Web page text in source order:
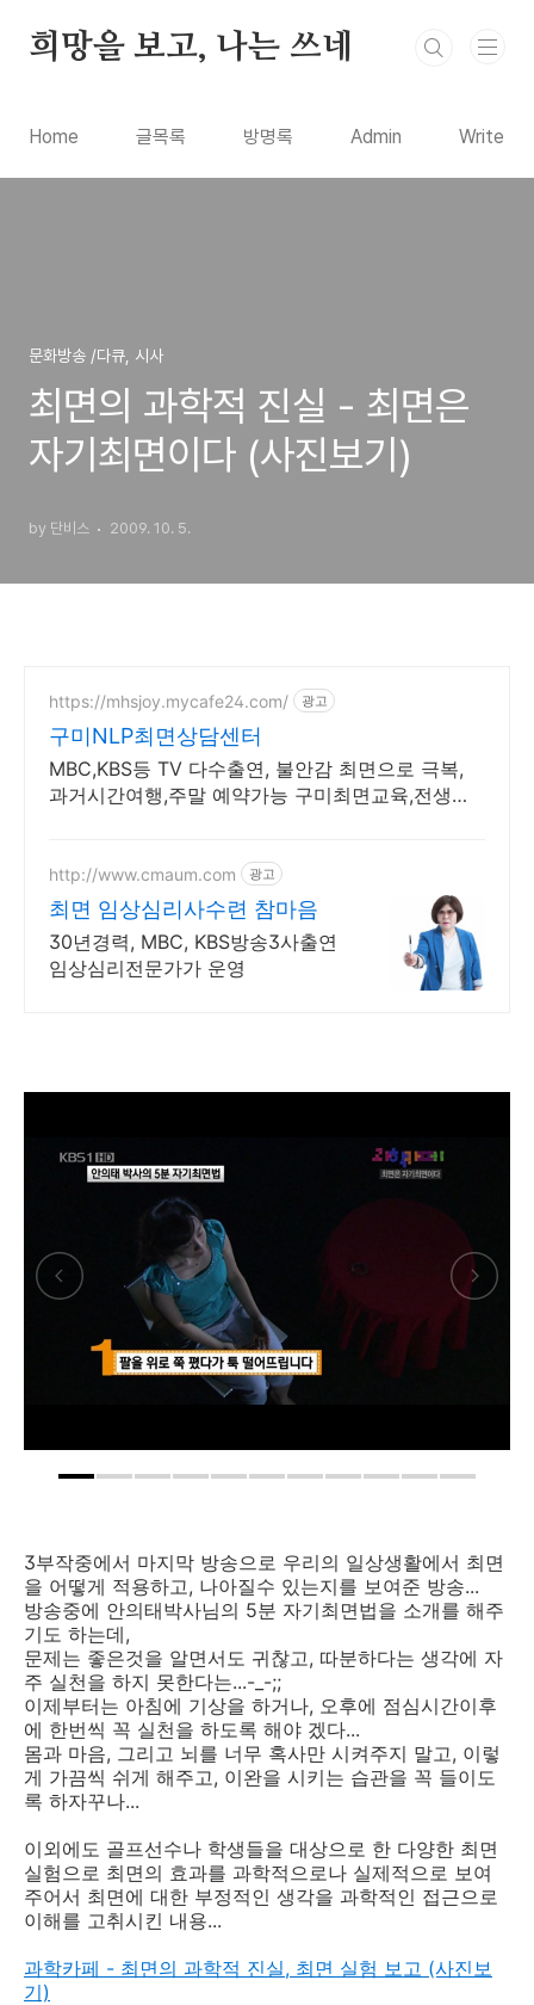
희망을 보고, 나는 쓰네
Home 글목록 방명록 Admin Write
문화방송 /다큐, 시사
최면의 과학적 진실 - 최면은
자기최면이다 (사진보기)
by 단비스 2009. 10. 5.
https://mhsjoy.mycafe24.com/ 광고
구미NLP최면상담센터
MBC,KBS등 TV 다수출연, 불안감 최면으로 극복,
과거시간여행,주말 예약가능 구미최면교육,전생체
http://www.cmaum.com 광고
최면 임상심리사수련 참마음
30년경력, MBC, KBS방송3사출연
임상심리전문가가 운영
3부작중에서 마지막 방송으로 우리의 일상생활에서 최면
을 어떻게 적용하고, 나아질수 있는지를 보여준 방송...
방송중에 안의태박사님의 5분 자기최면법을 소개를 해주
기도 하는데,
문제는 좋은것을 알면서도 귀찮고, 따분하다는 생각에 자
주 실천을 하지 못한다는...-_-;;
이제부터는 아침에 기상을 하거나, 오후에 점심시간이후
에 한번씩 꼭 실천을 하도록 해야 겠다...
몸과 마음, 그리고 뇌를 너무 혹사만 시켜주지 말고, 이렇
게 가끔씩 쉬게 해주고, 이완을 시키는 습관을 꼭 들이도
록 하자꾸나...
이외에도 골프선수나 학생들을 대상으로 한 다양한 최면
실험으로 최면의 효과를 과학적으로나 실제적으로 보여
주어서 최면에 대한 부정적인 생각을 과학적인 접근으로
이해를 고취시킨 내용...
과학카페 - 최면의 과학적 진실, 최면 실험 보고 (사진보
기)